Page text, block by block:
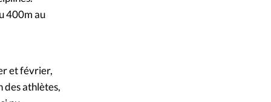
400m au
et février,
des athlètes,